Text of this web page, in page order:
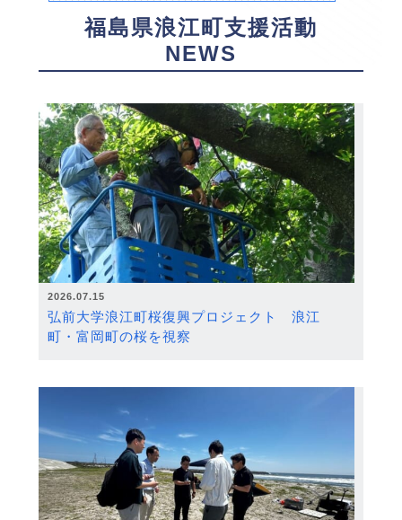
福島県浪江町支援活動
NEWS
2026.07.15
弘前大学浪江町桜復興プロジェクト 浪江
町・富岡町の桜を視察